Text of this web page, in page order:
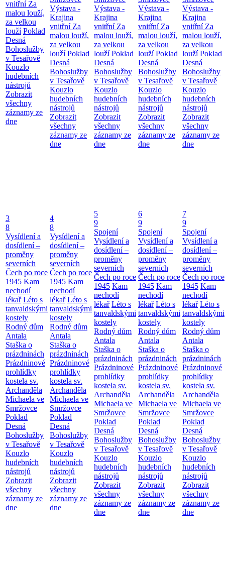
vnitřní Za
malou louží,
za velkou
louží Poklad
Desná
Bohoslužby
v Tesařově
Kouzlo
hudebních
nástrojů
Zobrazit
všechny
záznamy ze
dne
Výstava -
Krajina
vnitřní Za
malou louží,
za velkou
louží Poklad
Desná
Bohoslužby
v Tesařově
Kouzlo
hudebních
nástrojů
Zobrazit
všechny
záznamy ze
dne
Výstava -
Krajina
vnitřní Za
malou louží,
za velkou
louží Poklad
Desná
Bohoslužby
v Tesařově
Kouzlo
hudebních
nástrojů
Zobrazit
všechny
záznamy ze
dne
Výstava -
Krajina
vnitřní Za
malou louží,
za velkou
louží Poklad
Desná
Bohoslužby
v Tesařově
Kouzlo
hudebních
nástrojů
Zobrazit
všechny
záznamy ze
dne
Výstava -
Krajina
vnitřní Za
malou louží,
za velkou
louží Poklad
Desná
Bohoslužby
v Tesařově
Kouzlo
hudebních
nástrojů
Zobrazit
všechny
záznamy ze
dne
3
8
Vysídlení a
dosídlení –
proměny
severních
Čech po roce
1945 Kam
nechodí
lékař Léto s
tanvaldskými
kostely
Rodný dům
Antala
Staška o
prázdninách
Prázdninové
prohlídky
kostela sv.
Archanděla
Michaela ve
Smržovce
Poklad
Desná
Bohoslužby
v Tesařově
Kouzlo
hudebních
nástrojů
Zobrazit
všechny
záznamy ze
dne
4
8
Vysídlení a
dosídlení –
proměny
severních
Čech po roce
1945 Kam
nechodí
lékař Léto s
tanvaldskými
kostely
Rodný dům
Antala
Staška o
prázdninách
Prázdninové
prohlídky
kostela sv.
Archanděla
Michaela ve
Smržovce
Poklad
Desná
Bohoslužby
v Tesařově
Kouzlo
hudebních
nástrojů
Zobrazit
všechny
záznamy ze
dne
5
9
Spojení
Vysídlení a
dosídlení –
proměny
severních
Čech po roce
1945 Kam
nechodí
lékař Léto s
tanvaldskými
kostely
Rodný dům
Antala
Staška o
prázdninách
Prázdninové
prohlídky
kostela sv.
Archanděla
Michaela ve
Smržovce
Poklad
Desná
Bohoslužby
v Tesařově
Kouzlo
hudebních
nástrojů
Zobrazit
všechny
záznamy ze
dne
6
9
Spojení
Vysídlení a
dosídlení –
proměny
severních
Čech po roce
1945 Kam
nechodí
lékař Léto s
tanvaldskými
kostely
Rodný dům
Antala
Staška o
prázdninách
Prázdninové
prohlídky
kostela sv.
Archanděla
Michaela ve
Smržovce
Poklad
Desná
Bohoslužby
v Tesařově
Kouzlo
hudebních
nástrojů
Zobrazit
všechny
záznamy ze
dne
7
9
Spojení
Vysídlení a
dosídlení –
proměny
severních
Čech po roce
1945 Kam
nechodí
lékař Léto s
tanvaldskými
kostely
Rodný dům
Antala
Staška o
prázdninách
Prázdninové
prohlídky
kostela sv.
Archanděla
Michaela ve
Smržovce
Poklad
Desná
Bohoslužby
v Tesařově
Kouzlo
hudebních
nástrojů
Zobrazit
všechny
záznamy ze
dne